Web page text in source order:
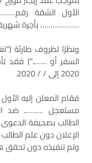
الأول الشقة
………………، بأجرة
ونظرًا لظروف طارئة
السفر أو ……..”) فقد
2020 إلى / / 2020.
فقام المعلن إليه
مستعجل ………. ضد
الطالب بصحيفة
الإعلان دون علم
وتم تنفيذه دون تحقق